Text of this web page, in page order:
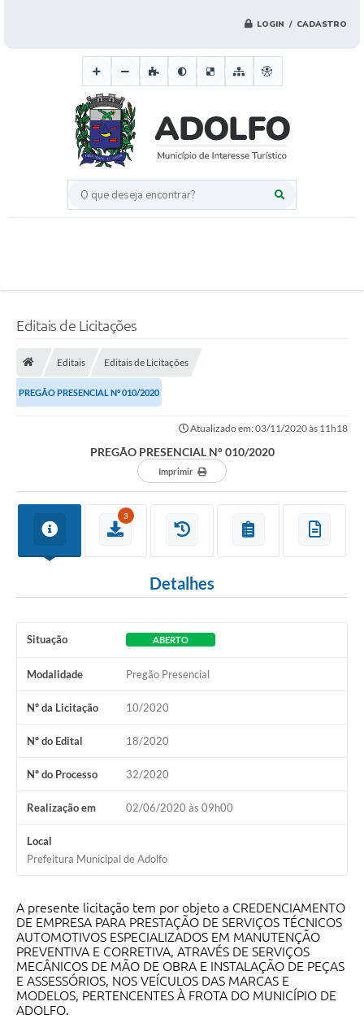
LOGIN / CADASTRO
O que deseja encontrar?
Editais de Licitações
Editais Editais de Licitações
PREGÃO PRESENCIAL N° 010/2020
Atualizado em: 03/11/2020 às 11h18
PREGÃO PRESENCIAL N° 010/2020
Imprimir
3
Detalhes
Situação ABERTO
Modalidade Pregão Presencial
Nº da Licitação 10/2020
Nº do Edital 18/2020
Nº do Processo 32/2020
Realização em 02/06/2020 às 09h00
Local
Prefeitura Municipal de Adolfo
A presente licitação tem por objeto a CREDENCIAMENTO
DE EMPRESA PARA PRESTAÇÃO DE SERVIÇOS TÉCNICOS
AUTOMOTIVOS ESPECIALIZADOS EM MANUTENÇÃO
PREVENTIVA E CORRETIVA, ATRAVÉS DE SERVIÇOS
MECÂNICOS DE MÃO DE OBRA E INSTALAÇÃO DE PEÇAS
E ASSESSÓRIOS, NOS VEÍCULOS DAS MARCAS E
MODELOS, PERTENCENTES À FROTA DO MUNICÍPIO DE
ADOLFO.